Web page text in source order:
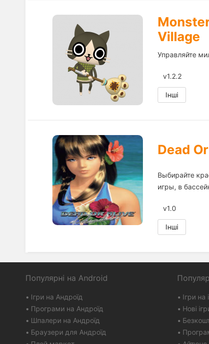
Village
Управляйте
v1.2.2
Інші
Dead
Выбирайте
игры, в
v1.0
Інші
Популярні на Android
Ігри на Андроїд
Програми на Андроїд
Шпалери на Андроїд
Браузери для Андроїд
Ігри на
Нові